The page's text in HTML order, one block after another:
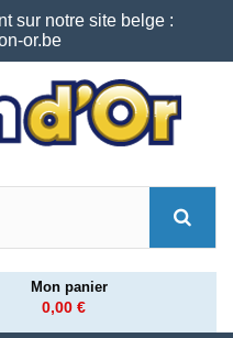
sur notre site belge :
or.be
Mon panier
0,00 €